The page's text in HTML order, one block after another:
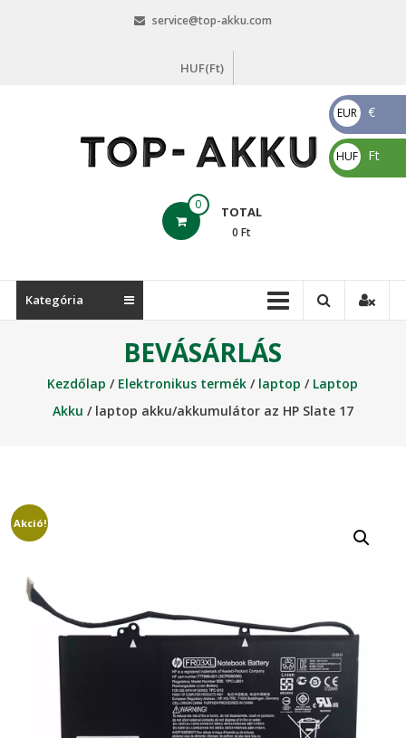
service@top-akku.com
HUF(Ft)
akku.com
0 TOTAL
0 Ft
Kategória
BEVÁSÁRLÁS
Kezdőlap / Elektronikus termék / laptop / Laptop
Akku / laptop akku/akkumulátor az HP Slate 17
Akció!
EUR
€
€
HUF
Ft
Ft